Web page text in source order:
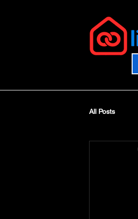
All Posts